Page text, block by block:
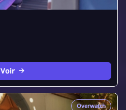
Voir
Overwatch